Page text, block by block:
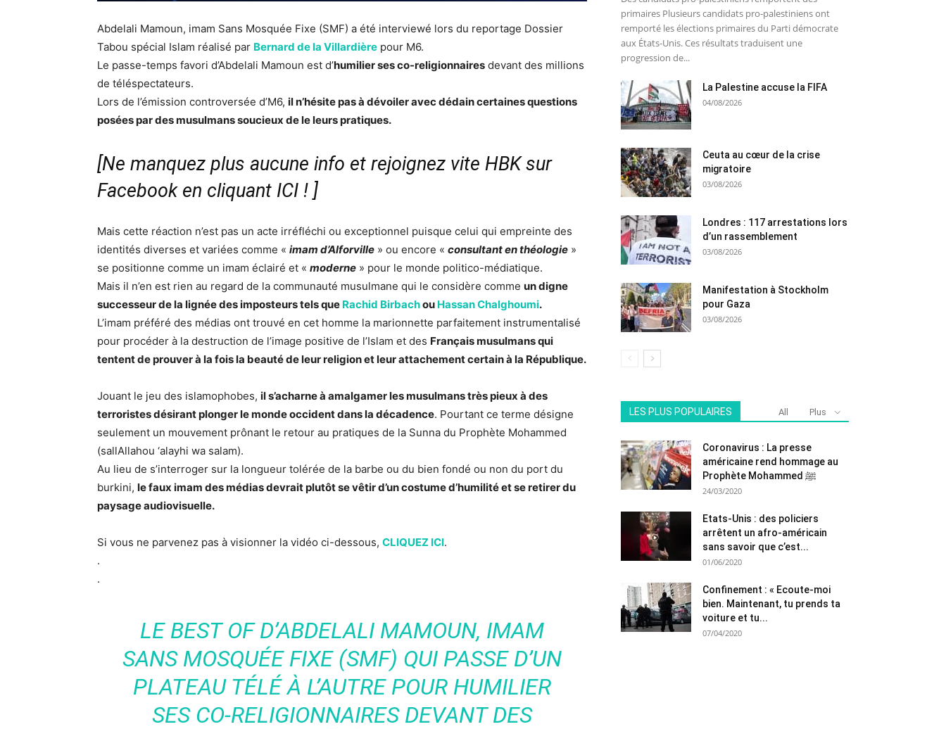
Abdelali Mamoun, imam Sans Mosquée Fixe (SMF) a été interviewé lors du reportage Dossier
Tabou spécial Islam réalisé par Bernard de la Villardière pour M6.
Le passe-temps favori d’Abdelali Mamoun est d’humilier ses co-religionnaires devant des millions
de téléspectateurs.
Lors de l’émission controversée d’M6, il n’hésite pas à dévoiler avec dédain certaines questions
posées par des musulmans soucieux de le leurs pratiques.
[Ne manquez plus aucune info et rejoignez vite HBK sur
Facebook en cliquant ICI ! ]
Mais cette réaction n’est pas un acte irréfléchi ou exceptionnel puisque celui qui empreinte des
identités diverses et variées comme « imam d’Alforville » ou encore « consultant en théologie »
se positionne comme un imam éclairé et « moderne » pour le monde politico-médiatique.
Mais il n’en est rien au regard de la communauté musulmane qui le considère comme un digne
successeur de la lignée des imposteurs tels que Rachid Birbachou Hassan Chalghoumi.
L’imam préféré des médias ont trouvé en cet homme la marionnette parfaitement instrumentalisé
pour procéder à la destruction de l’image positive de l’Islam et des Français musulmans qui
tentent de prouver à la fois la beauté de leur religion et leur attachement certain à la République.
Jouant le jeu des islamophobes, il s’acharne à amalgamer les musulmans très pieux à des
terroristes désirant plonger le monde occident dans la décadence. Pourtant ce terme désigne
seulement un mouvement prônant le retour au pratiques de la Sunna du Prophète Mohammed
(sallAllahou ‘alayhi wa salam).
Au lieu de s’interroger sur la longueur tolérée de la barbe ou du bien fondé ou non du port du
burkini, le faux imam des médias devrait plutôt se vêtir d’un costume d’humilité et se retirer du
paysage audiovisuelle.
Si vous ne parvenez pas à visionner la vidéo ci-dessous, CLIQUEZ ICI.
.
.
LE BEST OF D’ABDELALI MAMOUN, IMAM
SANS MOSQUÉE FIXE (SMF) QUI PASSE D’UN
PLATEAU TÉLÉ À L’AUTRE POUR HUMILIER
SES CO-RELIGIONNAIRES DEVANT DES
primaires Plusieurs candidats pro-palestiniens ont
remporté les élections primaires du Parti démocrate
aux États-Unis. Ces résultats traduisent une
progression de...
La Palestine accuse la FIFA
04/08/2026
Ceuta au cœur de la crise
migratoire
03/08/2026
Londres : 117 arrestations lors
d’un rassemblement
03/08/2026
Manifestation à Stockholm
pour Gaza
03/08/2026
LES PLUS POPULAIRES All Plus
Coronavirus : La presse
américaine rend hommage au
Prophète Mohammed ﷺ
24/03/2020
Etats-Unis : des policiers
arrêtent un afro-américain
sans savoir que c’est...
01/06/2020
Confinement : « Ecoute-moi
bien. Maintenant, tu prends ta
voiture et tu...
07/04/2020